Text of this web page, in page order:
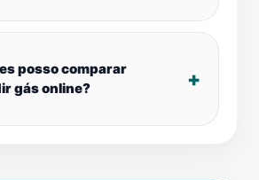
posso comparar
gás online?